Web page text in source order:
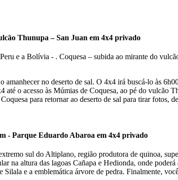
Thunupa – San Juan em 4x4 privado
amanhecer no deserto de sal. O 4x4 irá buscá-lo às
até o acesso às Múmias de Coquesa, ao pé do
para retornar ao deserto de sal para tirar
- Parque Eduardo Abaroa em 4x4 privado
sul do Altiplano, região produtora de quinoa,
na altura das lagoas Cañapa e Hedionda, onde
Silala e a emblemática árvore de pedra. Finalmente,